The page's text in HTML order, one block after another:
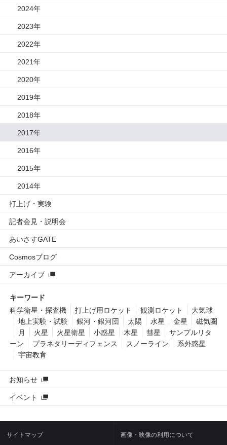
2024年
2023年
2022年
2021年
2020年
2019年
2018年
2017年
2016年
2015年
2014年
打上げ・実験
記者会見・説明会
あいさすGATE
Cosmosブログ
アーカイブ
キーワード
科学衛星・探査機
打上げ用ロケット 観測ロケット
大気球
地上実験・試験
銀河・銀河団 太陽 水星 金星
磁気圏
月
火星 火星衛星 小惑星 木星 彗星
サンプルリタ
ーン
プラネタリーディフェンス スノーライン
系外惑星
宇宙教育
お知らせ
イベント
サイトマップ 画像・映像の利用について